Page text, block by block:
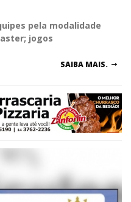
pela modalidade
jogos
SAIBA MAIS.